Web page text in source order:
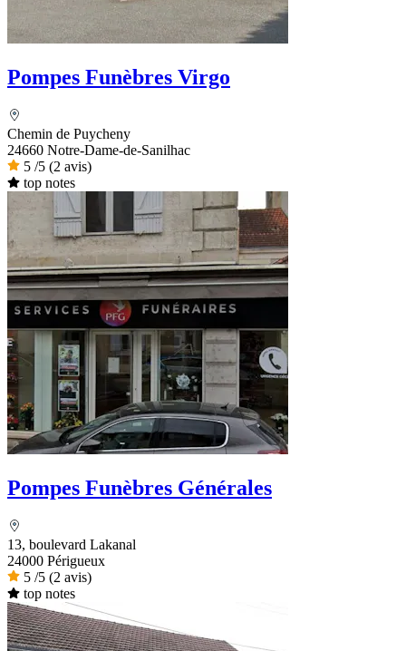
Pompes Funèbres Virgo
Chemin de Puycheny
24660 Notre-Dame-de-Sanilhac
5 /5 (2 avis)
top notes
Pompes Funèbres Générales
13, boulevard Lakanal
24000 Périgueux
5 /5 (2 avis)
top notes